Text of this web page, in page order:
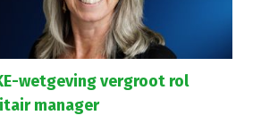
wetgeving vergroot rol
manager